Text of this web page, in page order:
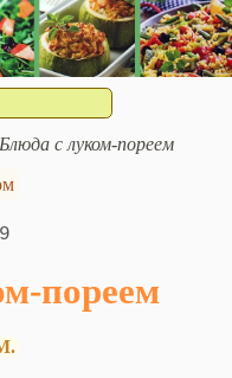
Блюда с луком-пореем
пореем